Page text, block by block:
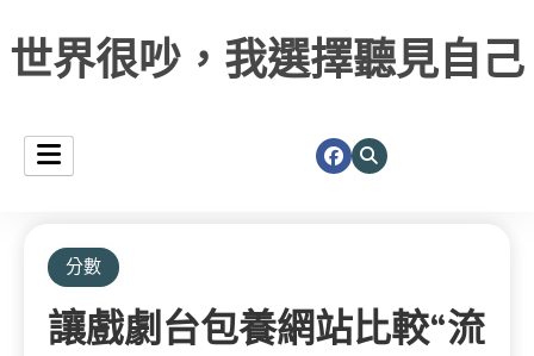
世界很吵，我選擇聽見自己
分數
讓戲劇台包養網站比較“流